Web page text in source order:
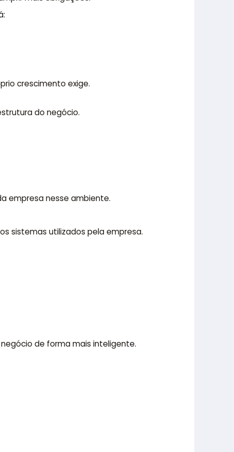
crescimento exige.
do negócio.
empresa nesse ambiente.
sistemas utilizados pela empresa.
de forma mais inteligente.